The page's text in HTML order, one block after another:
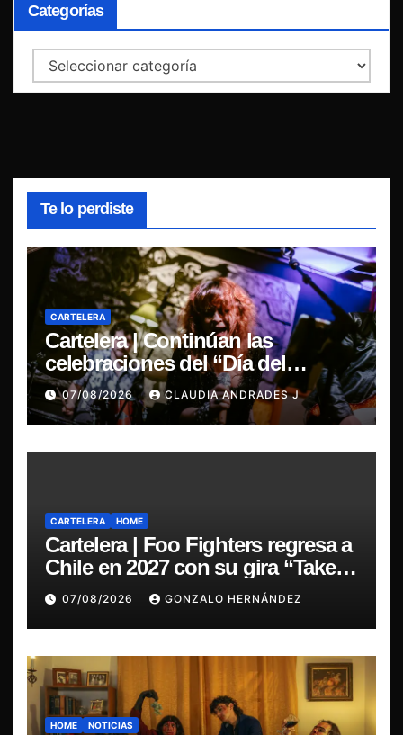
Categorías
Categorías
Te lo perdiste
CARTELERA
Cartelera | Continúan las
celebraciones del “Día del
Blues”, La Rox se presentará este
sábado en Concepción
07/08/2026 CLAUDIA ANDRADES J
CARTELERA HOME
Cartelera | Foo Fighters regresa a
Chile en 2027 con su gira “Take
Cover Tour 2027”
07/08/2026 GONZALO HERNÁNDEZ
HOME NOTICIAS